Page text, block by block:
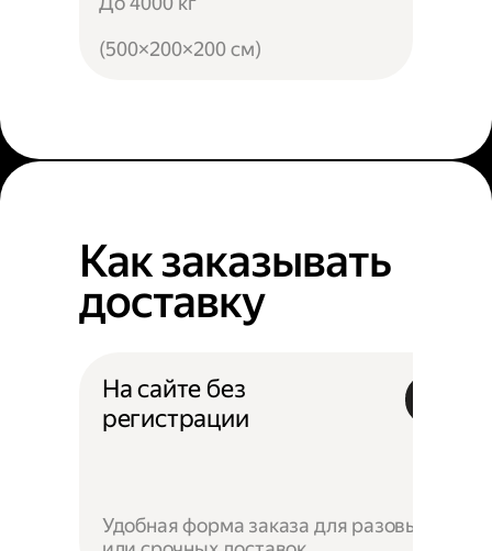
(500×200×200 см)
Как заказывать
доставку
На сайте без
регистрации
Удобная форма заказа для разовых